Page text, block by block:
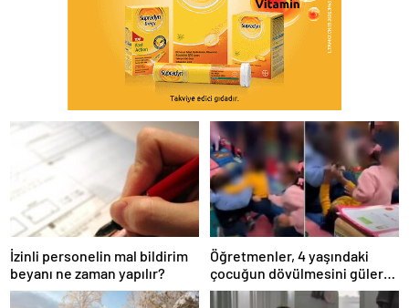
İzinli personelin mal bildirim
beyanı ne zaman yapılır?
Öğretmenler, 4 yaşındaki
çocuğun dövülmesini gülerek
izledi